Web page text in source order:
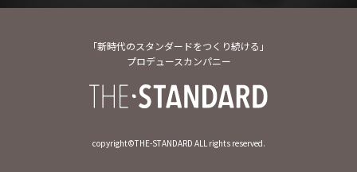
「新時代のスタンダードをつくり続ける」
プロデュースカンパニー
copyright©︎THE-STANDARD ALL rights reserved.